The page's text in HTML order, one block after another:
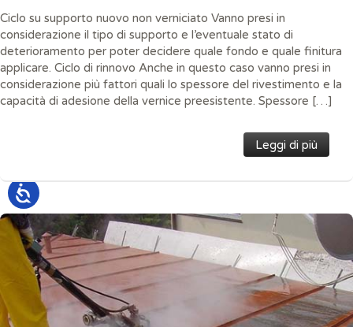
Ciclo su supporto nuovo non verniciato Vanno presi in
considerazione il tipo di supporto e l’eventuale stato di
deterioramento per poter decidere quale fondo e quale finitura
applicare. Ciclo di rinnovo Anche in questo caso vanno presi in
considerazione più fattori quali lo spessore del rivestimento e la
capacità di adesione della vernice preesistente. Spessore […]
Leggi di più